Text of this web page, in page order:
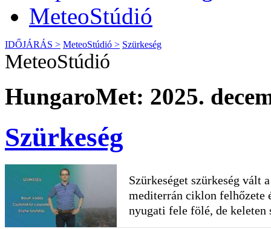
MeteoStúdió
IDŐJÁRÁS > MeteoStúdió > Szürkeség
MeteoStúdió
HungaroMet: 2025.
Szürkeség
Szürkeséget szürkeség vált
mediterrán ciklon felhőzete
nyugati fele fölé, de keleten